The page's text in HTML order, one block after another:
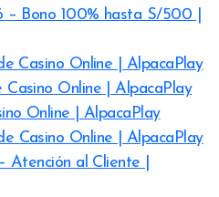
– Bono 100% hasta S/500 |
Casino Online | AlpacaPlay
Casino Online | AlpacaPlay
Online | AlpacaPlay
Casino Online | AlpacaPlay
al Cliente |